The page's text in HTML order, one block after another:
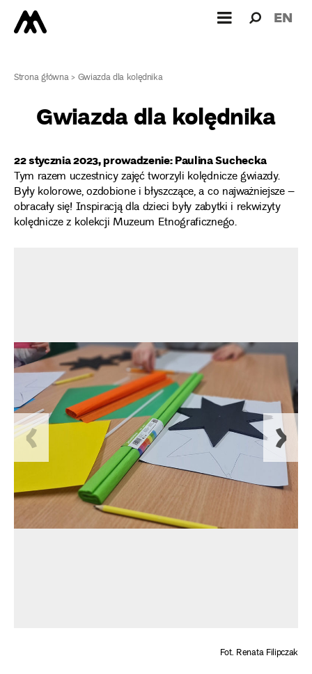
dla: EN
Strona główna>Gwiazda dla kolędnika
Gwiazda dla kolędnika
22 stycznia 2023, prowadzenie: Paulina Suchecka
Tym razem uczestnicy zajęć tworzyli kolędnicze gwiazdy.
Były kolorowe, ozdobione i błyszczące, a co najważniejsze –
obracały się! Inspiracją dla dzieci były zabytki i rekwizyty
kolędnicze z kolekcji Muzeum Etnograficznego.
Fot. Renata Filipczak